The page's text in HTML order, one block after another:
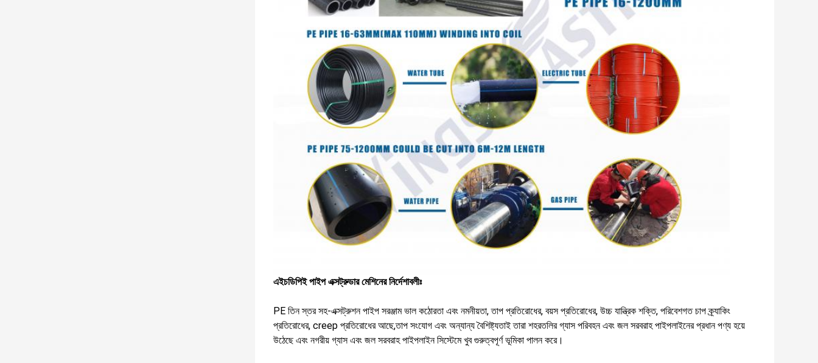
এইচডিপিই পাইপ এক্সট্রুডার মেশিনের নির্দেশাবলীঃ
PE তিন স্তর সহ-এক্সট্রুশন পাইপ সরঞ্জাম ভাল কঠোরতা এবং নমনীয়তা, তাপ প্রতিরোধের, বয়স প্রতিরোধের, উচ্চ যান্ত্রিক শক্তি, পরিবেশগত চাপ ক্র্যাকিং
প্রতিরোধের, creep প্রতিরোধের আছে,তাপ সংযোগ এবং অন্যান্য বৈশিষ্ট্যতাই তারা শহরতলির গ্যাস পরিবহন এবং জল সরবরাহ পাইপলাইনের প্রধান পণ্য হয়ে
উঠেছে এবং নগরীয় গ্যাস এবং জল সরবরাহ পাইপলাইন সিস্টেমে খুব গুরুত্বপূর্ণ ভূমিকা পালন করে।